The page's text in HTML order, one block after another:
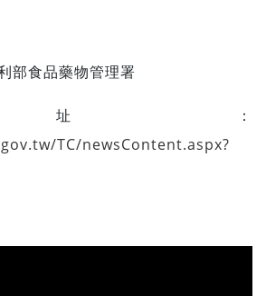
部食品藥物管理署
：
TC/newsContent.aspx?